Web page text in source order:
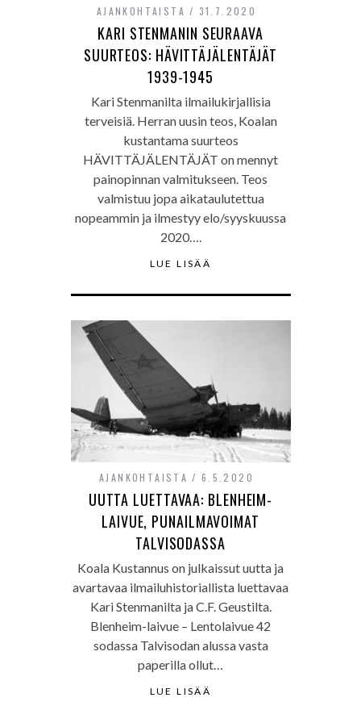
AJANKOHTAISTA 31.7.2020
KARI STENMANIN SEURAAVA
SUURTEOS: HÄVITTÄJÄLENTÄJÄT
1939-1945
Kari Stenmanilta ilmailukirjallisia
terveisiä. Herran uusin teos, Koalan
kustantama suurteos
HÄVITTÄJÄLENTÄJÄT on mennyt
painopinnan valmitukseen. Teos
valmistuu jopa aikataulutettua
nopeammin ja ilmestyy elo/syyskuussa
2020….
LUE LISÄÄ
AJANKOHTAISTA 6.5.2020
UUTTA LUETTAVAA: BLENHEIM-
LAIVUE, PUNAILMAVOIMAT
TALVISODASSA
Koala Kustannus on julkaissut uutta ja
avartavaa ilmailuhistoriallista luettavaa
Kari Stenmanilta ja C.F. Geustilta.
Blenheim-laivue – Lentolaivue 42
sodassa Talvisodan alussa vasta
paperilla ollut…
LUE LISÄÄ